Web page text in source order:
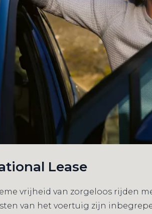
Lease
vrijheid van zorgeloos rijden
van het voertuig zijn